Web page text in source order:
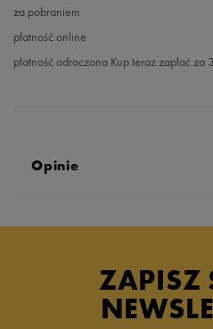
za pobraniem
płatność online
płatność odroczona Kup teraz zapłać
Opinie
zebranych i
ZAPISZ